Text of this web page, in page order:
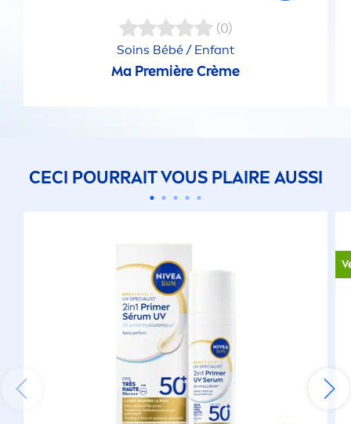
(0)
Soins Bébé / Enfant
Ma Première Crème
CECI POURRAIT VOUS PLAIRE AUSSI